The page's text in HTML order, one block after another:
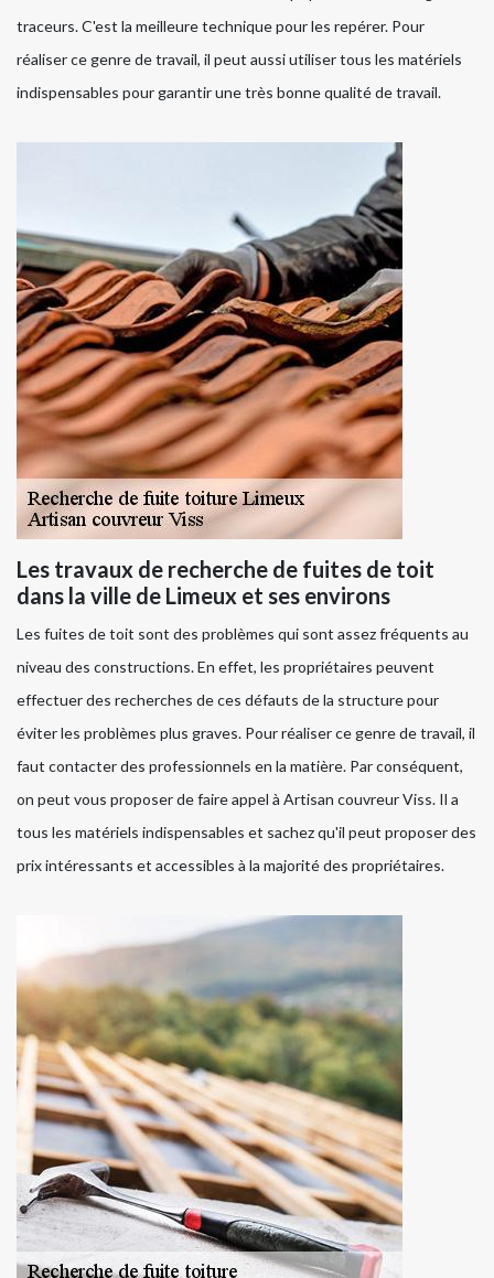
traceurs. C'est la meilleure technique pour les repérer. Pour
réaliser ce genre de travail, il peut aussi utiliser tous les matériels
indispensables pour garantir une très bonne qualité de travail.
Les travaux de recherche de fuites de toit
dans la ville de Limeux et ses environs
Les fuites de toit sont des problèmes qui sont assez fréquents au
niveau des constructions. En effet, les propriétaires peuvent
effectuer des recherches de ces défauts de la structure pour
éviter les problèmes plus graves. Pour réaliser ce genre de travail, il
faut contacter des professionnels en la matière. Par conséquent,
on peut vous proposer de faire appel à Artisan couvreur Viss. Il a
tous les matériels indispensables et sachez qu'il peut proposer des
prix intéressants et accessibles à la majorité des propriétaires.